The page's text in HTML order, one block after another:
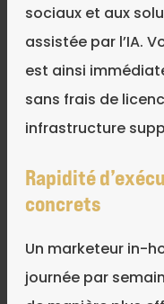
sociaux et aux
assistée par l’IA.
est ainsi
sans frais de
infrastructure
Rapidité
concrets
Un marketeur in-
journée par